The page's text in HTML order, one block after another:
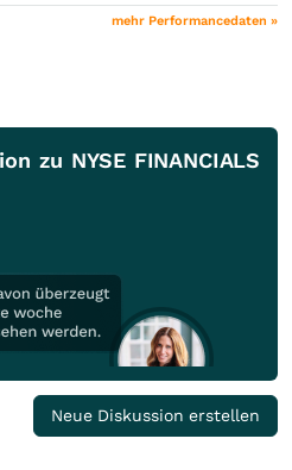
mehr Performancedaten »
zu NYSE FINANCIALS
Neue Diskussion erstellen